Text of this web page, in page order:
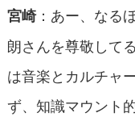
宮崎：あー、なる
朗さんを尊敬して
は音楽とカルチャ
ず、知識マウント